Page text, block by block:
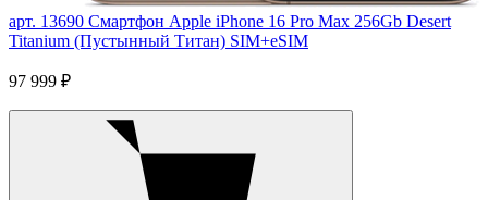
арт. 13690 Смартфон Apple iPhone 16 Pro Max 256Gb Desert
Titanium (Пустынный Титан) SIM+eSIM
97 999 ₽